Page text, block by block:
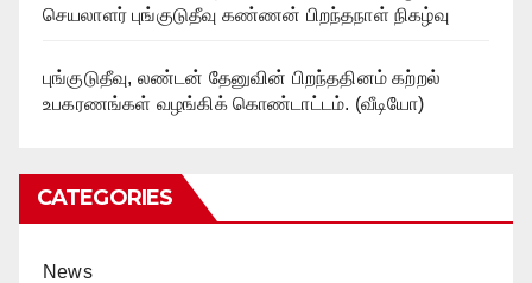
செயலாளர் புங்குடுதீவு கண்ணன் பிறந்தநாள் நிகழ்வு
புங்குடுதீவு, லண்டன் தேனுவின் பிறந்ததினம் கற்றல்
உபகரணங்கள் வழங்கிக் கொண்டாட்டம். (வீடியோ)
CATEGORIES
News